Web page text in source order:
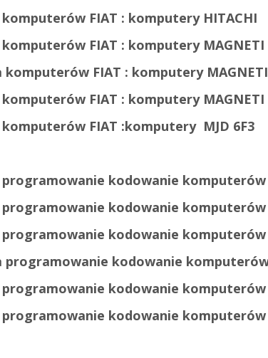
FIAT : komputery HITACHI
FIAT : komputery MAGNETI
komputerów FIAT : komputery
FIAT : komputery
FIAT :komputery MJD 6F3
kodowanie komputerów
kodowanie komputerów
programowanie kodowanie komputerów
programowanie kodowanie
programowanie kodowanie komputerów
programowanie kodowanie komputerów